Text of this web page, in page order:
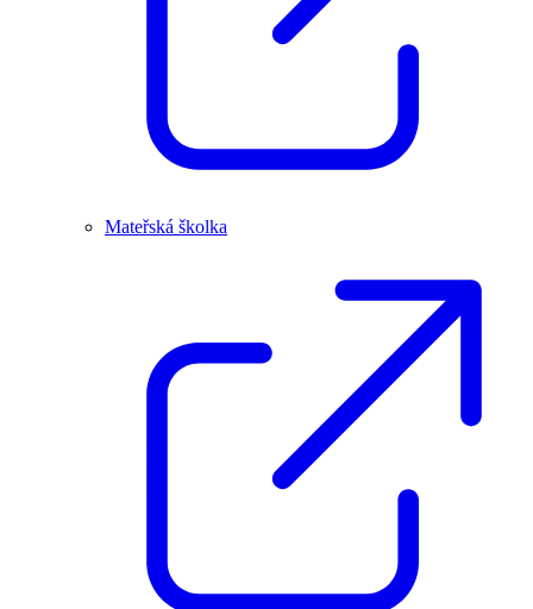
Mateřská školka